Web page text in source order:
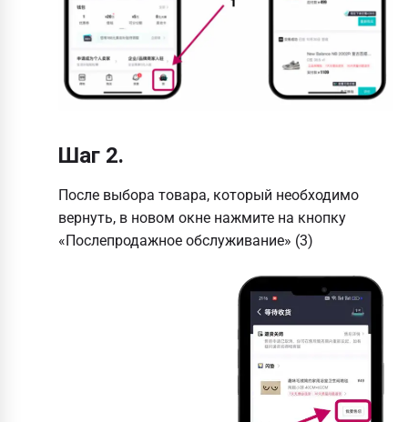
Шаг 2.
После выбора товара, который необходимо
вернуть, в новом окне нажмите на кнопку
«Послепродажное обслуживание» (3)